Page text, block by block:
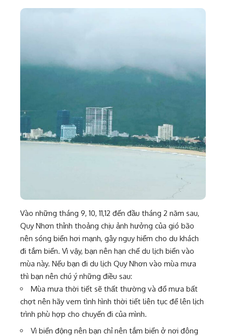
Vào những tháng 9, 10, 11,12 đến đầu tháng 2 năm sau,
Quy Nhơn thỉnh thoảng chịu ảnh hưởng của gió bão
nên sóng biển hơi mạnh, gây nguy hiểm cho du khách
đi tắm biển. Vì vậy, bạn nên hạn chế du lịch biển vào
mùa này. Nếu bạn đi du lịch Quy Nhơn vào mùa mưa
thì bạn nên chú ý những điều sau:
Mùa mưa thời tiết sẽ thất thường và đổ mưa bất
chợt nên hãy vem tình hình thời tiết liên tục để lên lịch
trình phù hợp cho chuyến đi của mình.
Vì biển động nên bạn chỉ nên tắm biển ở nơi đông